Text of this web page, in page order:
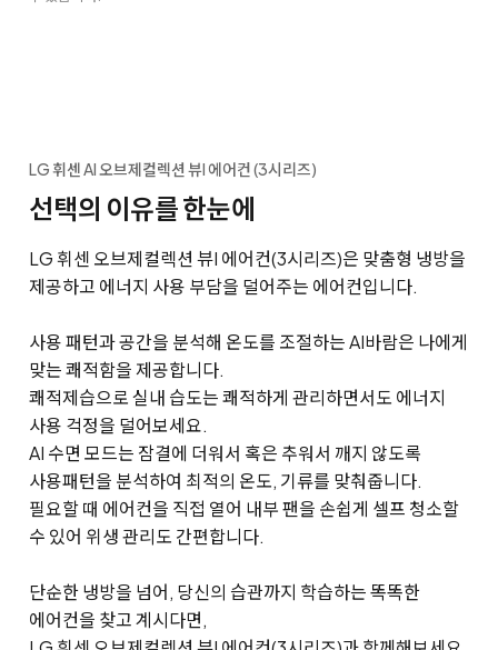
LG 휘센 AI 오브제컬렉션 뷰I 에어컨 (3시리즈)
선택의 이유를 한눈에
LG 휘센 오브제컬렉션 뷰I 에어컨(3시리즈)은 맞춤형 냉방을
제공하고 에너지 사용 부담을 덜어주는 에어컨입니다.
사용 패턴과 공간을 분석해 온도를 조절하는 AI바람은 나에게
맞는 쾌적함을 제공합니다.
쾌적제습으로 실내 습도는 쾌적하게 관리하면서도 에너지
사용 걱정을 덜어보세요.
AI 수면 모드는 잠결에 더워서 혹은 추워서 깨지 않도록
사용패턴을 분석하여 최적의 온도, 기류를 맞춰줍니다.
필요할 때 에어컨을 직접 열어 내부 팬을 손쉽게 셀프 청소할
수 있어 위생 관리도 간편합니다.
단순한 냉방을 넘어, 당신의 습관까지 학습하는 똑똑한
에어컨을 찾고 계시다면,